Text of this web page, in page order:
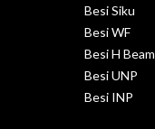
Besi Siku
Besi WF
Besi H Beam
Besi UNP
Besi INP